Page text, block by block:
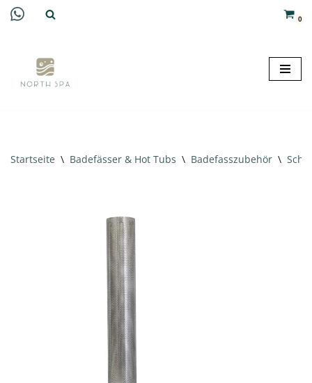
springen
0
Startseite \ Badefässer & Hot Tubs \ Badefasszubehör \